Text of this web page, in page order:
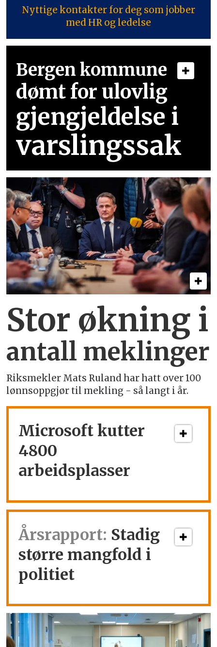
Nyttige kontakter for deg som jobber
med HR og ledelse
Bergen kommune
dømt for ulovlig
gjengjeldelse i
varslingssak
Stor økning i
antall meklinger
Riksmekler Mats Ruland har hatt over 100
lønnsoppgjør til mekling - så langt i år.
Microsoft kutter
4800
arbeidsplasser
Årsrapport: Stadig
større mangfold i
politiet